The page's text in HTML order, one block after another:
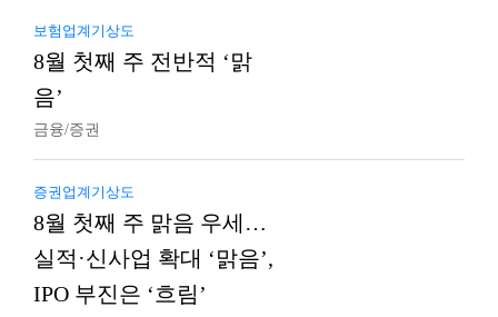
보험업계기상도
8월 첫째 주 전반적 ‘맑
음’
금융/증권
증권업계기상도
8월 첫째 주 맑음 우세…
실적·신사업 확대 ‘맑음’,
IPO 부진은 ‘흐림’